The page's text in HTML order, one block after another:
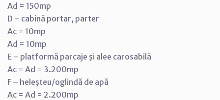
Ad = 150mp
D – cabină portar, parter
Ac = 10mp
Ad = 10mp
E – platformă parcaje şi alee carosabilă
Ac = Ad = 3.200mp
F – heleşteu/oglindă de apă
Ac = Ad = 2.200mp